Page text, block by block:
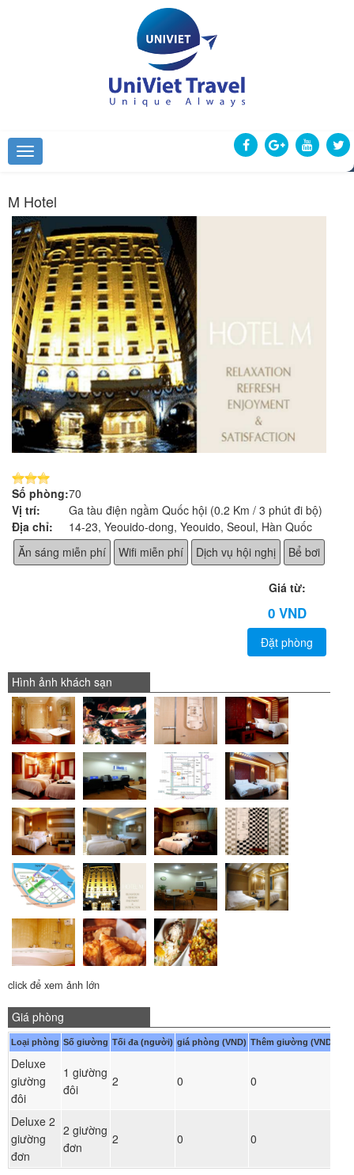
M Hotel
Số phòng:70
Vị trí:
Ga tàu điện ngầm Quốc hội (0.2 Km / 3 phút đi bộ)
Địa chỉ:
14-23, Yeouido-dong, Yeouido, Seoul, Hàn Quốc
Ăn sáng miễn phí
Wifi miễn phí Dịch vụ hội nghị Bể bơi
Giá từ:
0 VND
Đặt phòng
Hình ảnh khách sạn
click để xem ảnh lớn
Giá phòng
Loại phòng Số giường Tối đa (người) giá phòng (VND) Thêm giường (VND)
Deluxe
giường
đôi
1 giường
đôi
2 0 0
Deluxe 2
giường
đơn
2 giường
đơn
2 0 0